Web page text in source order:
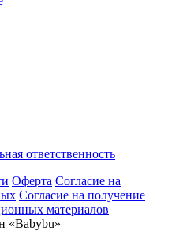
ответственность
Оферта Согласие на
Согласие на получение
материалов
«Babybu»